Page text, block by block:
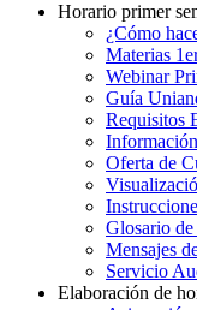
Horario primer
¿Cómo
Materias
Webinar
Guía
Requisitos
Oferta de
Glosario
Mensajes
Servicio
Elaboración de